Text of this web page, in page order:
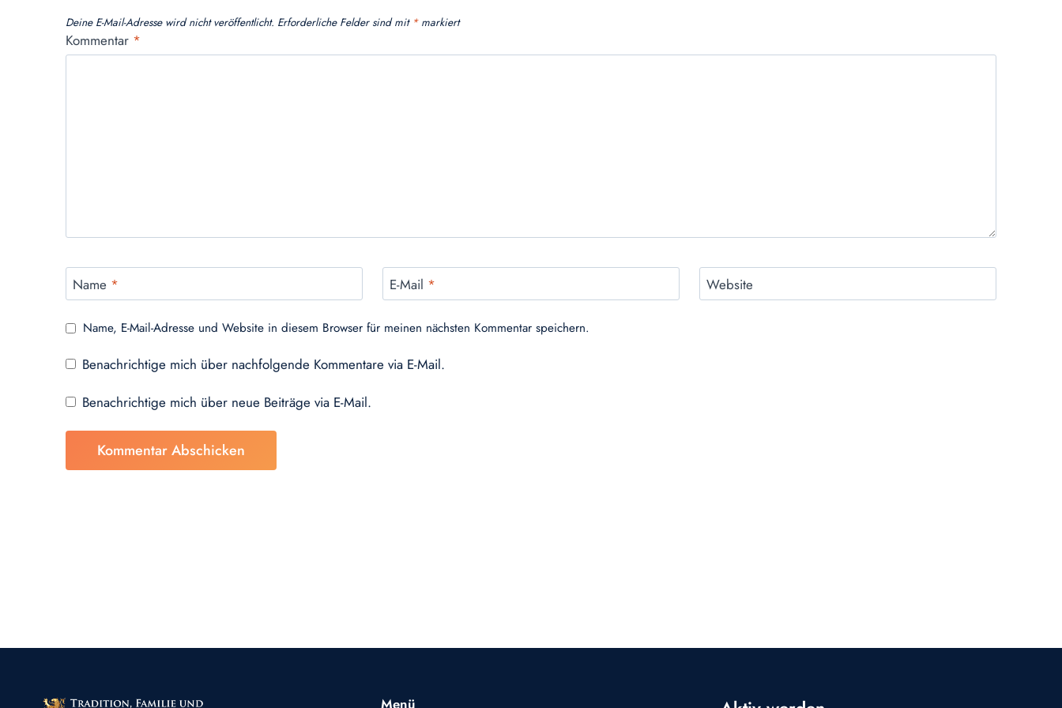
Deine E-Mail-Adresse wird nicht veröffentlicht. Erforderliche Felder sind mit *markiert
Kommentar *
Name * E-Mail * Website
Name, E-Mail-Adresse und Website in diesem Browser für meinen nächsten Kommentar speichern.
Benachrichtige mich über nachfolgende Kommentare via E-Mail.
Benachrichtige mich über neue Beiträge via E-Mail.